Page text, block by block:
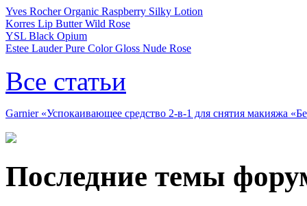
Yves Rocher Organic Raspberry Silky Lotion
Korres Lip Butter Wild Rose
YSL Black Opium
Estee Lauder Pure Color Gloss Nude Rose
Все статьи
Garnier «Успокаивающее средство 2-в-1 для снятия макияжа
Последние темы